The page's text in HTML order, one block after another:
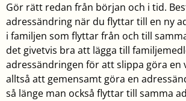
Gör rätt redan från början och i tid.
adressändring när du flyttar till en ny
i familjen som flyttar från och till
det givetvis bra att lägga till
adressändringen för att slippa göra en
alltså att gemensamt göra en
så länge man också flyttar till samma